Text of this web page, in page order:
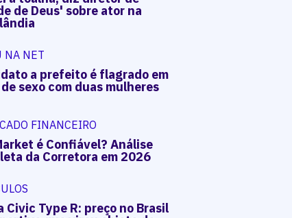
de Deus' sobre ator na
NA NET
a prefeito é flagrado em
sexo com duas mulheres
FINANCEIRO
é Confiável? Análise
da Corretora em 2026
Civic Type R: preço no Brasil